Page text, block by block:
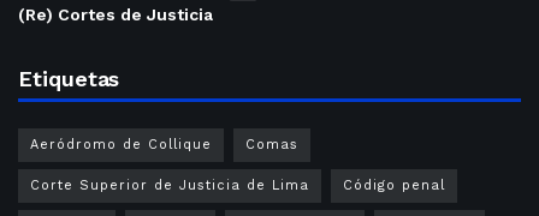
(Re) Cortes de Justicia
Etiquetas
Aeródromo de Collique Comas
Corte Superior de Justicia de Lima Código penal